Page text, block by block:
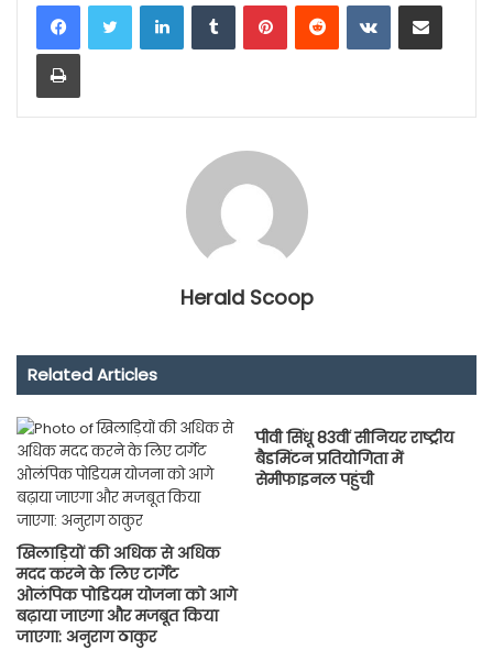
Print
Herald Scoop
Related Articles
खिलाड़ियों की अधिक से अधिक
मदद करने के लिए टार्गेट
ओलंपिक पोडियम योजना को आगे
बढ़ाया जाएगा और मजबूत किया
जाएगा: अनुराग ठाकुर
पीवी सिंधू 83वीं सीनियर राष्ट्रीय
बैडमिंटन प्रतियोगिता में
सेमीफाइनल पहुंची